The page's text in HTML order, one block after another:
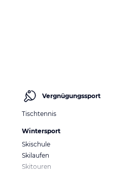
Vergnügungssport
Tischtennis
Wintersport
Skischule
Skilaufen
Skitouren